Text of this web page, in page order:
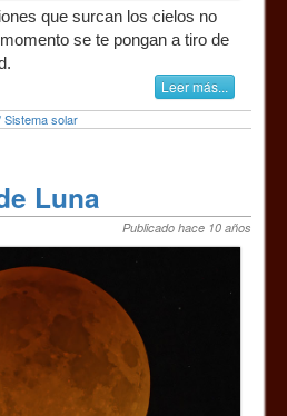
que surcan los cielos no
se te pongan a tiro de
Leer más...
solar
Luna
Publicado hace 10 años